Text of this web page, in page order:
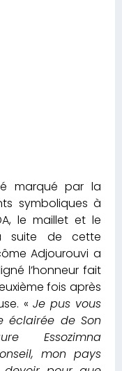
marqué par la
symboliques à
le maillet et le
suite de cette
Adjourouvi a
l’honneur fait
fois après
« Je pus vous
éclairée de Son
Essozimna
mon pays